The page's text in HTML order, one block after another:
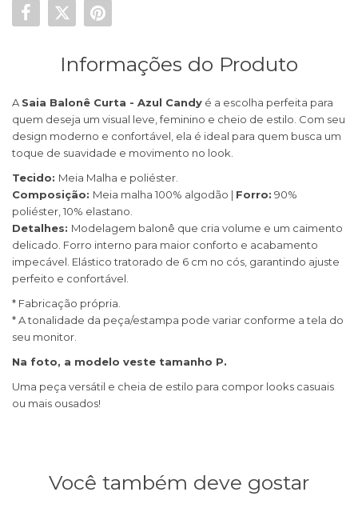
Informações do Produto
A Saia Balonê Curta - Azul Candy é a escolha perfeita para
quem deseja um visual leve, feminino e cheio de estilo. Com seu
design moderno e confortável, ela é ideal para quem busca um
toque de suavidade e movimento no look.
Tecido: Meia Malha e poliéster.
Composição: Meia malha 100% algodão | Forro: 90%
poliéster, 10% elastano.
Detalhes: Modelagem balonê que cria volume e um caimento
delicado. Forro interno para maior conforto e acabamento
impecável. Elástico tratorado de 6 cm no cós, garantindo ajuste
perfeito e confortável.
* Fabricação própria.
* A tonalidade da peça/estampa pode variar conforme a tela do
seu monitor.
Na foto, a modelo veste tamanho P.
Uma peça versátil e cheia de estilo para compor looks casuais
ou mais ousados!
Você também deve gostar